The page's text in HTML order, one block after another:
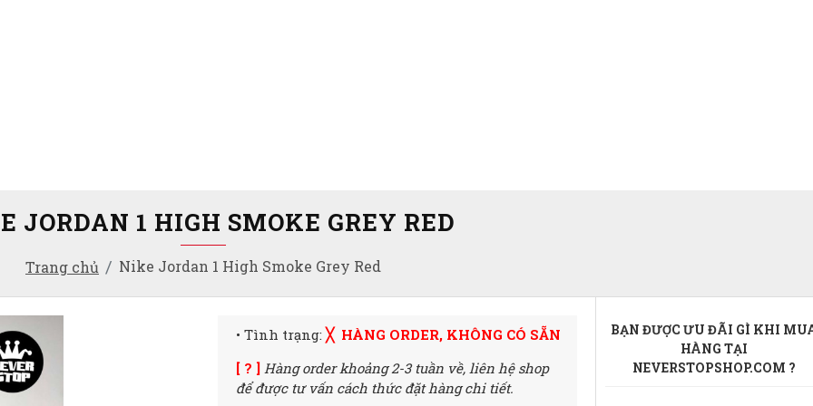
Trang chủ Nike Jordan 1 High Smoke Grey Red
JORDAN 1 HIGH SMOKE GREY RED
• Tình trạng:╳ HÀNG ORDER, KHÔNG CÓ SẴN
[ ? ] Hàng order khoảng 2-3 tuần về,liên hệ shop
để được tư vấn cách thức đặt hàng chi tiết.
BẠN ĐƯỢC ƯU ĐÃI GÌ KHI
HÀNG TẠI
NEVERSTOPSHOP.COM ?